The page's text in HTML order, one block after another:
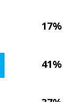
17%
41%